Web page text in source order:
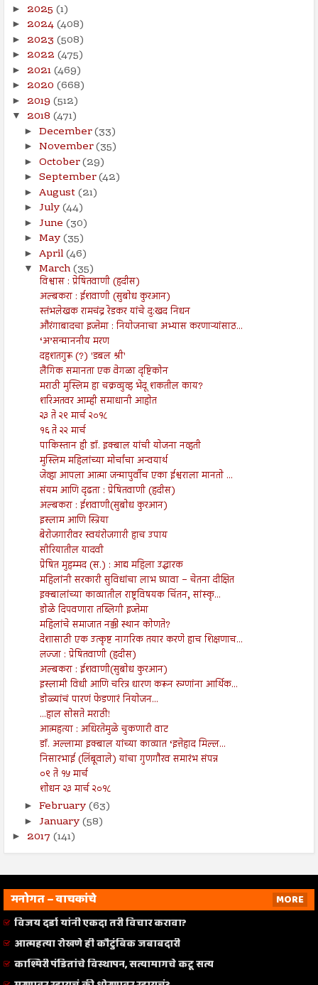
► 2025 (1)
► 2024(408)
► 2023 (508)
► 2022 (475)
► 2021(469)
► 2020 (668)
► 2019 (512)
▼ 2018 (471)
► December(33)
► November(35)
► October(29)
► September(42)
► August(21)
► July(44)
► June (30)
► May(35)
► April(46)
▼ March(35)
विश्वास : प्रेषितवाणी (हदीस)
अल्बकरा : ईशवाणी (सुबोध कुरआन)
स्तंभलेखक रामचंद्र रेडकर यांचे दु:खद निधन
औरंगाबादचा इज्तेमा : नियोजनाचा अभ्यास करणाऱ्यांसाठ...
‘अ’सन्माननीय मरण
दहशतगुरू (?) 'डबल श्री'
लैंगिक समानता एक वेगळा दृष्टिकोन
मराठी मुस्लिम हा चक्रव्युव्ह भेदू शकतील काय?
शरिअतवर आम्ही समाधानी आहोत
२३ ते २९ मार्च २०१८
१६ ते २२ मार्च
पाकिस्तान ही डॉ. इक्बाल यांची योजना नव्हती
मुस्लिम महिलांच्या मोर्चांचा अन्वयार्थ
जेव्हा आपला आत्मा जन्मापुर्वीच एका ईश्वराला मानतो ...
संयम आणि दृढता : प्रेषितवाणी (हदीस)
अल्बकरा : ईशवाणी(सुबोध कुरआन)
इस्लाम आणि स्त्रिया
बेरोजगारीवर स्वयंरोजगारी हाच उपाय
सीरियातील यादवी
प्रेषित मुहम्मद (स.) : आद्य महिला उद्धारक
महिलांनी सरकारी सुविधांचा लाभ घ्यावा – चेतना दीक्षित
इक्बालांच्या काव्यातील राष्ट्रविषयक चिंतन, सांस्कृ...
डोळे दिपवणारा तब्लिगी इज्तेमा
महिलांचे समाजात नक्की स्थान कोणते?
देशासाठी एक उत्कृष्ट नागरिक तयार करणे हाच शिक्षणाच...
लज्जा : प्रेषितवाणी (हदीस)
अल्बकरा : ईशवाणी(सुबोध कुरआन)
इस्लामी विधी आणि चरित्र धारण करून रुग्णांना आर्थिक...
डोळ्यांचं पारणं फेडणारं नियोजन...
...हाल सोसते मराठी!
आत्महत्या : अधिरतेमुळे चुकणारी वाट
डॉ. अल्लामा इक्बाल यांच्या काव्यात ‘इत्तेहाद मिल्ल...
निसारभाई (लिंबूवाले) यांचा गुणगौरव समारंभ संपन्न
०९ ते १५ मार्च
शोधन २३ मार्च २०१८
► February(63)
► January(58)
► 2017 (141)
मनोगत – वाचकांचे
MORE
विजय दर्डा यांनी एकदा तरी विचार करावा?
आत्महत्या रोखणे ही कौटुंबिक जबाबदारी
काश्मिरी पंडितांचे विस्थापन, सत्यामागचे कटू सत्य